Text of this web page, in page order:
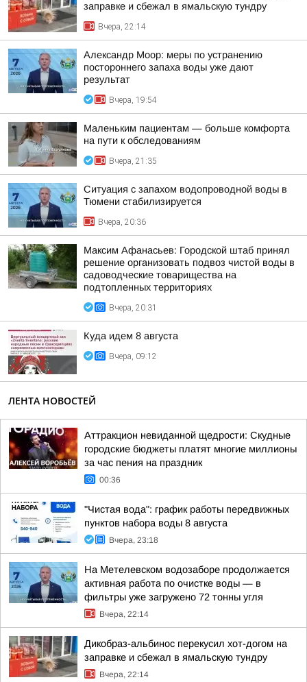
заправке и сбежал в ямальскую тундру
Вчера, 22:14
Александр Моор: меры по устранению
постороннего запаха воды уже дают
результат
Вчера, 19:54
Маленьким пациентам — больше комфорта
на пути к обследованиям
Вчера, 21:35
Ситуация с запахом водопроводной воды в
Тюмени стабилизируется
Вчера, 20:36
Максим Афанасьев: Городской штаб принял
решение организовать подвоз чистой воды в
садоводческие товарищества на
подтопленных территориях
Вчера, 20:31
Куда идем 8 августа
Вчера, 09:12
ЛЕНТА НОВОСТЕЙ
Аттракцион невиданной щедрости: Скудные
городские бюджеты платят многие миллионы
за час пения на праздник
00:36
"Чистая вода": график работы передвижных
пунктов набора воды 8 августа
Вчера, 23:18
На Метелевском водозаборе продолжается
активная работа по очистке воды — в
фильтры уже загружено 72 тонны угля
Вчера, 22:14
Дикобраз-альбинос перекусил хот-догом на
заправке и сбежал в ямальскую тундру
Вчера, 22:14